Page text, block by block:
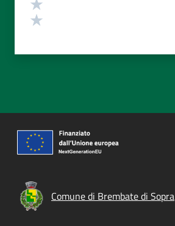
Comune di Brembate di Sopra